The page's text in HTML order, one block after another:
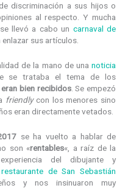
discriminación a sus hijos o
al respecto. Y mucha
se llevó a cabo un carnaval de
sus artículos.
de la mano de unanoticia
se trataba el tema de los
bien recibidos. Se empezó
friendlycon los menores sino
eran directamente vetados.
se ha vuelto a hablar de
son «rentables«, a raíz de la
del dibujante y
restaurante de San Sebastián
y nos insinuaron muy